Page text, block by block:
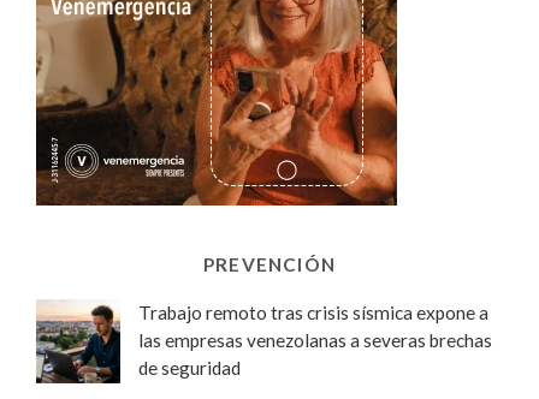
PREVENCIÓN
Trabajo remoto tras crisis sísmica expone a
las empresas venezolanas a severas brechas
de seguridad